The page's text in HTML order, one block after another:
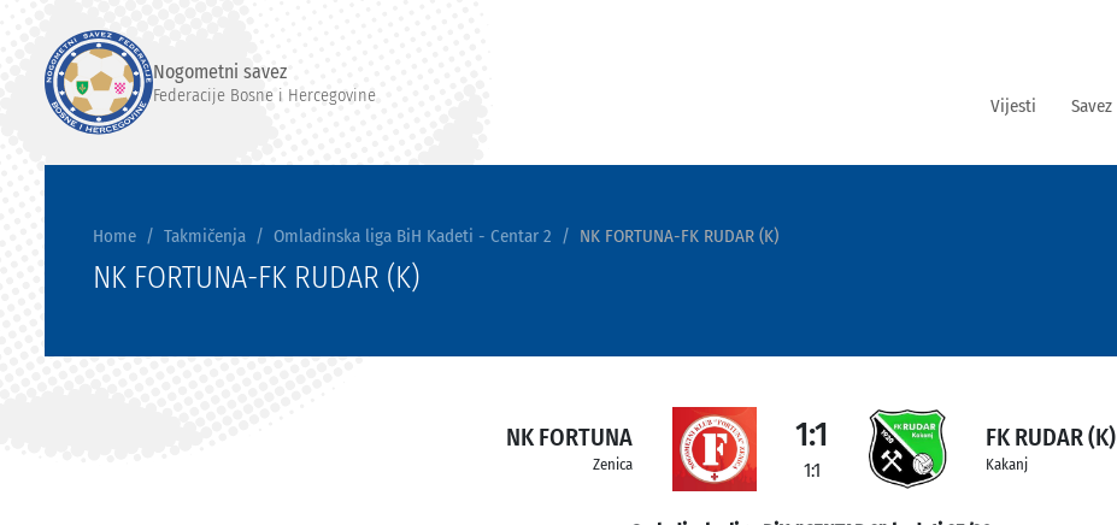
Nogometni savez
Federacije Bosne i Hercegovine Vijesti Savez
Home Takmičenja Omladinska liga BiH Kadeti - Centar 2 NK FORTUNA-FK RUDAR (K)
NK FORTUNA-FK RUDAR (K)
NK FORTUNA
Zenica
1:1
1:1
FK RUDAR (K)
Kakanj